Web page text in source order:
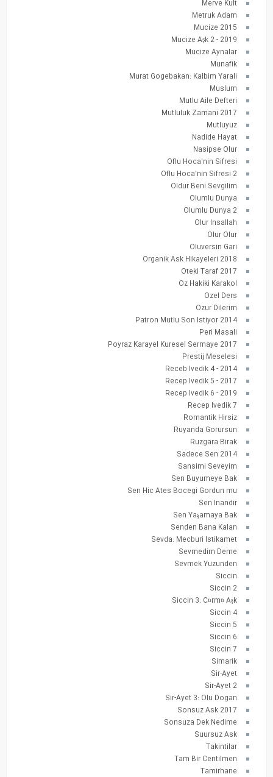
Merve Kult
Metruk Adam
Mucize 2015
Mucize Aşk 2 - 2019
Mucize Aynalar
Munafik
Murat Gogebakan: Kalbim Yarali
Muslum
Mutlu Aile Defteri
Mutluluk Zamani 2017
Mutluyuz
Nadide Hayat
Nasipse Olur
Oflu Hoca'nin Sifresi
Oflu Hoca'nin Sifresi 2
Oldur Beni Sevgilim
Olumlu Dunya
Olumlu Dunya 2
Olur Insallah
Olur Olur
Oluversin Gari
Organik Ask Hikayeleri 2018
Oteki Taraf 2017
Oz Hakiki Karakol
Ozel Ders
Ozur Dilerim
Patron Mutlu Son Istiyor 2014
Peri Masali
Poyraz Karayel Kuresel Sermaye 2017
Prestij Meselesi
Receb Ivedik 4 - 2014
Recep Ivedik 5 - 2017
Recep Ivedik 6 - 2019
Recep Ivedik 7
Romantik Hirsiz
Ruyanda Gorursun
Ruzgara Birak
Sadece Sen 2014
Sansimi Seveyim
Sen Buyumeye Bak
Sen Hic Ates Bocegi Gordun mu
Sen Inandir
Sen Yaşamaya Bak
Senden Bana Kalan
Sevda: Mecburi Istikamet
Sevmedim Deme
Sevmek Yuzunden
Siccin
Siccin 2
Siccin 3: Cürmü Aşk
Siccin 4
Siccin 5
Siccin 6
Siccin 7
Simarik
Sir-Ayet
Sir-Ayet 2
Sir-Ayet 3: Olu Dogan
Sonsuz Ask 2017
Sonsuza Dek Nedime
Suursuz Ask
Takintilar
Tam Bir Centilmen
Tamirhane